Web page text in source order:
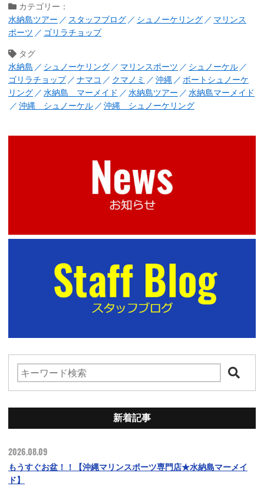
カテゴリー：
水納島ツアー
スタッフブログ シュノーケリング
マリンス
ポーツ
ゴリラチョップ
タグ
水納島
シュノーケリング マリンスポーツ
シュノーケル
ゴリラチョップ
ナマコ クマノミ 沖縄
ボートシュノーケ
リング
水納島 マーメイド 水納島ツアー
水納島マーメイド
沖縄 シュノーケル
沖縄 シュノーケリング
新着記事
2026.08.09
もうすぐお盆！！【沖縄マリンスポーツ専門店★水納島マーメイ
ド】